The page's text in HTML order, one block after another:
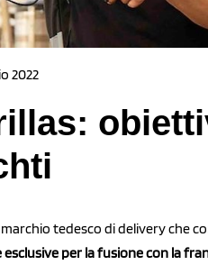
2022
marchio tedesco di delivery che
per la fusione con la